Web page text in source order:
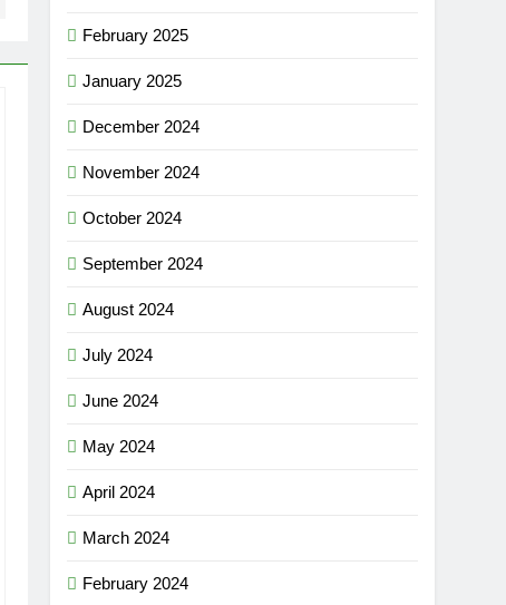
February 2025
January 2025
December 2024
November 2024
October 2024
September 2024
August 2024
July 2024
June 2024
May 2024
April 2024
March 2024
February 2024